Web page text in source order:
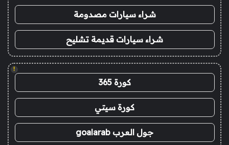
شراء سيارات مصدومة
شراء سيارات قديمة تشليح
!
كورة 365
كورة سيتي
جول العرب goalarab